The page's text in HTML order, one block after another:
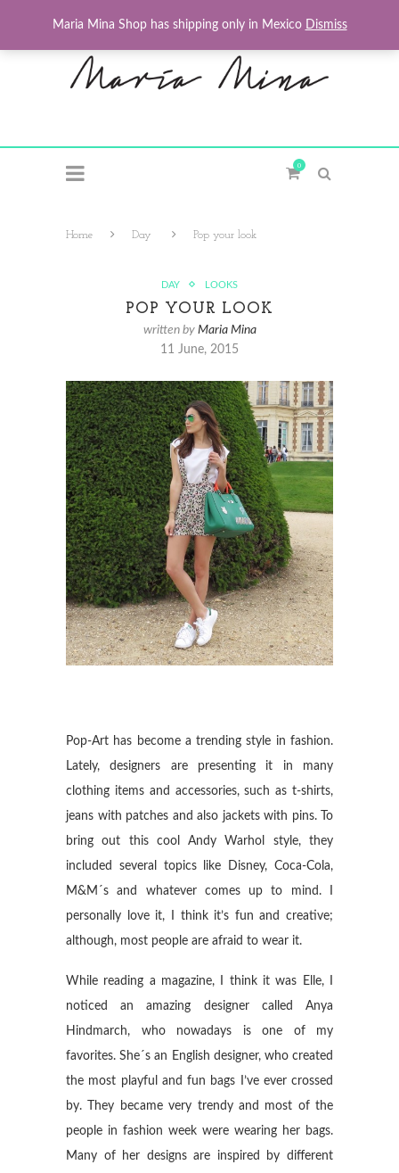
0
Home Day Pop your look
DAY LOOKS
POP YOUR LOOK
written by Maria Mina
11 June, 2015
Pop-Art has become a trending style in fashion.
Lately, designers are presenting it in many
clothing items and accessories, such as t-shirts,
jeans with patches and also jackets with pins. To
bring out this cool Andy Warhol style, they
included several topics like Disney, Coca-Cola,
M&M´s and whatever comes up to mind. I
personally love it, I think it’s fun and creative;
although, most people are afraid to wear it.
While reading a magazine, I think it was Elle, I
noticed an amazing designer called Anya
Hindmarch, who nowadays is one of my
favorites. She´s an English designer, who created
the most playful and fun bags I’ve ever crossed
by. They became very trendy and most of the
people in fashion week were wearing her bags.
Many of her designs are inspired by different
Maria Mina Shop has shipping only in Mexico Dismiss